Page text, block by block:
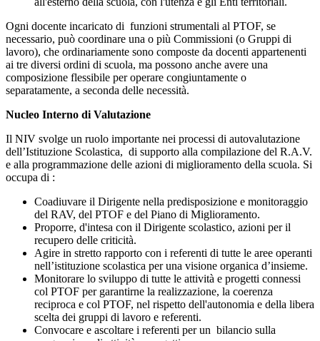
Ogni docente incaricato di funzioni strumentali al PTOF, se
necessario, può coordinare una o più Commissioni (o Gruppi di
lavoro), che ordinariamente sono composte da docenti appartenenti
ai tre diversi ordini di scuola, ma possono anche avere una
composizione flessibile per operare congiuntamente o
separatamente, a seconda delle necessità.
Nucleo Interno di Valutazione
Il NIV svolge un ruolo importante nei processi di autovalutazione
dell’Istituzione Scolastica, di supporto alla compilazione del R.A.V.
e alla programmazione delle azioni di miglioramento della scuola. Si
occupa di :
Coadiuvare il Dirigente nella predisposizione e monitoraggio
del RAV, del PTOF e del Piano di Miglioramento.
Proporre, d'intesa con il Dirigente scolastico, azioni per il
recupero delle criticità.
Agire in stretto rapporto con i referenti di tutte le aree operanti
nell’istituzione scolastica per una visione organica d’insieme.
Monitorare lo sviluppo di tutte le attività e progetti connessi
col PTOF per garantirne la realizzazione, la coerenza
reciproca e col PTOF, nel rispetto dell'autonomia e della libera
scelta dei gruppi di lavoro e referenti.
Convocare e ascoltare i referenti per un bilancio sulla